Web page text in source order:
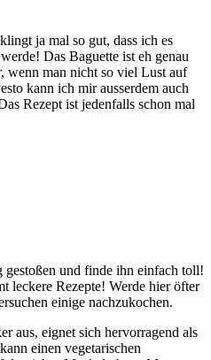
ja mal so gut, dass ich es
Das Baguette ist eh genau
wenn man nicht so viel Lust auf
kann ich mir ausserdem auch
Rezept ist jedenfalls schon mal
und finde ihn einfach toll!
leckere Rezepte! Werde hier öfter
einige nachzukochen.
aus, eignet sich hervorragend als
einen vegetarischen